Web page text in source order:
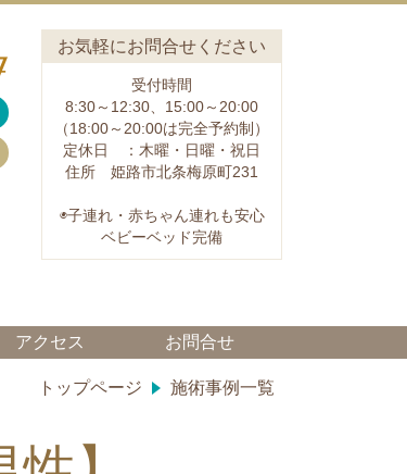
お気軽にお問合せください
受付時間
8:30～12:30、15:00～20:00
（18:00～20:00は完全予約制）
定休日 ：木曜・日曜・祝日
住所 姫路市北条梅原町231
◉子連れ・赤ちゃん連れも安心
ベビーベッド完備
アクセス お問合せ
トップページ 施術事例一覧